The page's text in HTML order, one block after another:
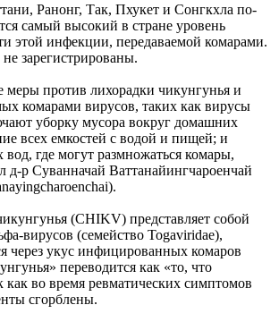
Ранонг, Так, Пхукет и Сонгкхла по-
самый высокий в стране уровень
этой инфекции, передаваемой комарами.
зарегистрированы.
меры против лихорадки чикунгунья и
комарами вирусов, таких как вирусы
уборку мусора вокруг домашних
всех емкостей с водой и пищей; и
вод, где могут размножаться комары,
д-р Суванначай Ваттанайингчароенчай
(CHIKV) представляет собой
вирусов (семейство Togaviridae),
через укус инфицированных комаров
переводится как «то, что
как во время ревматических симптомов
сгорблены.